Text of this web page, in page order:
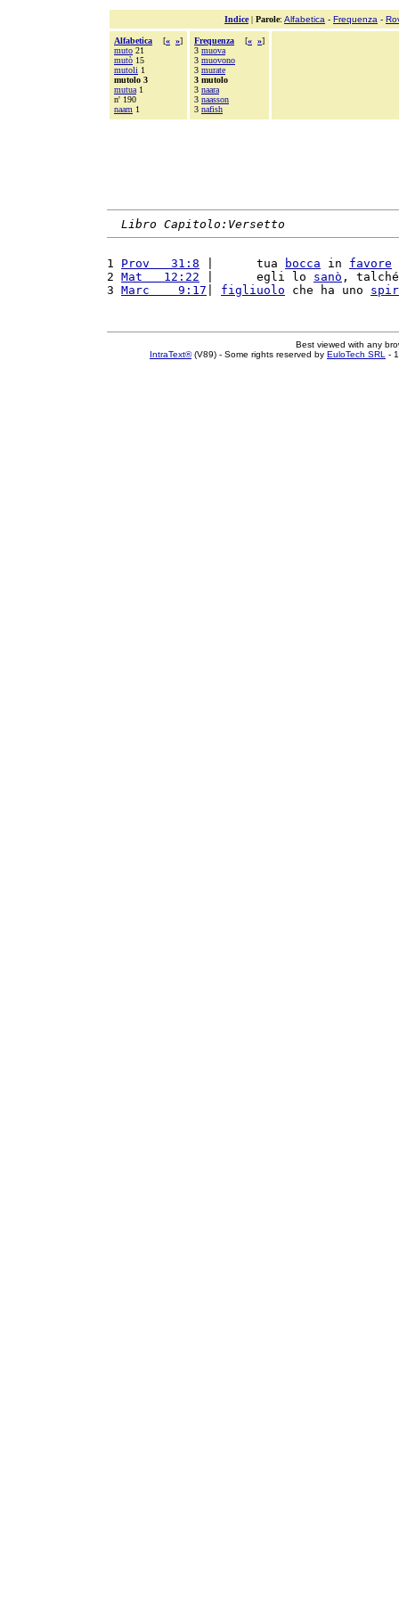
Indice| Parole: Alfabetica - Frequenza -
Alfabetica [« »]
muto 21
mutò 15
mutoli 1
mutolo 3
mutua 1
n' 190
naam 1
Frequenza [« »]
3 muova
3 muovono
3 murate
3 mutolo
3 naara
3 naasson
3 nafish
Libro Capitolo:Versetto
1 Prov   31:8 |      tua bocca in favore
2 Mat   12:22 |      egli lo sanò ,
3 Marc    9:17 figliuolo che ha uno
Best viewed with any
IntraText®(V89) - Some rights reserved by EuloTech SRL -